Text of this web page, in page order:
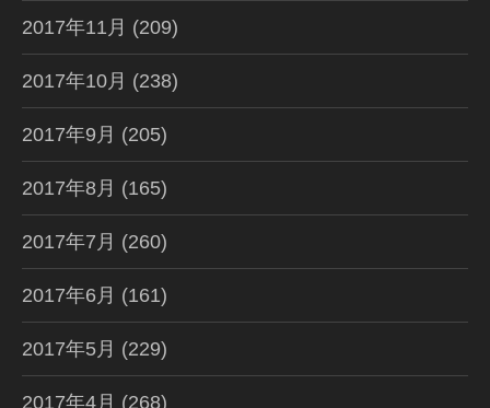
2017年11月 (209)
2017年10月 (238)
2017年9月 (205)
2017年8月 (165)
2017年7月 (260)
2017年6月 (161)
2017年5月 (229)
2017年4月 (268)